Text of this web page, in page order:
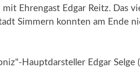
Ehrengast Edgar Reitz. Das
Simmern konnten am Ende